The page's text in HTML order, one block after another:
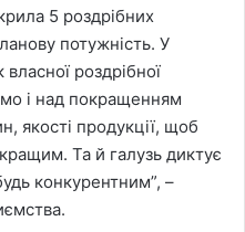
5 роздрібних
потужність. У
роздрібної
і над покращенням
якості продукції, щоб
Та й галузь диктує
конкурентним”, –